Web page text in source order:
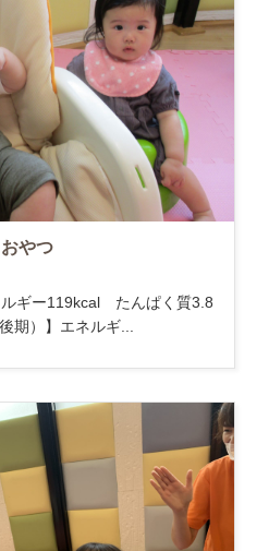
やつ
ルギー119kcal たんぱく質3.8
期）】エネルギ...